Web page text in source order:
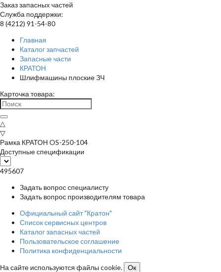
Заказ запасных частей
Служба поддержки:
8 (4212) 91-54-80
Главная
Каталог запчастей
Запасные части
КРАТОН
Шлифмашины плоские ЗЧ
Карточка товара:
△
▽
Рамка КРАТОН OS-250-104
Доступные спецификации
495607
Задать вопрос специалисту
Задать вопрос производителям товара
Официальный сайт "Кратон"
Список сервисных центров
Каталог запасных частей
Пользовательское соглашение
Политика конфиденциальности
На сайте используются файлы cookie.
Ок